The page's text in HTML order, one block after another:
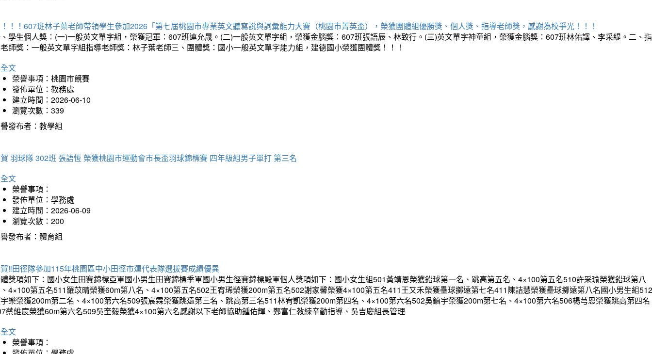
！！607班林子葉老師帶領學生參加2026「第七屆桃園市專業英文聽寫說與詞彙能力大賽（桃園市菁英盃），榮獲團體組優勝獎、個人獎、指導老師獎，感謝為校爭光！！！
學生個人獎：(一)一般英文單字組，榮獲冠軍：607班連允晟。(二)一般英文單字組，榮獲金腦獎：607班張語辰、林致行。(三)英文單字神童組，榮獲金腦獎：607班林佑譯、李采緹。二、指
師獎：一般英文單字組指導老師獎：林子葉老師三、團體獎：國小一般英文單字能力組，建德國小榮獲團體獎！！！
文
榮譽事項：桃園市競賽
發佈單位：教務處
建立時間：2026-06-10
瀏覽次數：339
發布者：教學組
羽球隊 302班 張語恆 榮獲桃園市運動會市長盃羽球錦標賽 四年級組男子單打 第三名
文
榮譽事項：
發佈單位：學務處
建立時間：2026-06-09
瀏覽次數：200
發布者：體育組
‼️田徑隊參加115年桃園區中小田徑市運代表隊選拔賽成績優異
獎項如下：國小女生田賽錦標亞軍國小男生田賽錦標季軍國小男生徑賽錦標殿軍個人獎項如下：國小女生組501黃靖恩榮獲鉛球第一名、跳高第五名、4×100第五名510許采瑜榮獲鉛球第八
4×100第五名511羅苡晴榮獲60m第八名、4×100第五名502王宥琋榮獲200m第五名502謝家馨榮獲4×100第五名411王又禾榮獲壘球擲遠第七名411陳詰慧榮獲壘球擲遠第八名國小男生組512
樂榮獲200m第二名、4×100第六名509張宸霖榮獲跳遠第三名、跳高第三名511林宥凱榮獲200m第四名、4×100第六名502吳鎮宇榮獲200m第七名、4×100第六名506楊芎恩榮獲跳高第四名
蔡維宸榮獲60m第六名509吳奎毅榮獲4×100第六名感謝以下老師協助鍾佑輝、鄭富仁教練辛勤指導、吳吉慶組長管理
文
榮譽事項：